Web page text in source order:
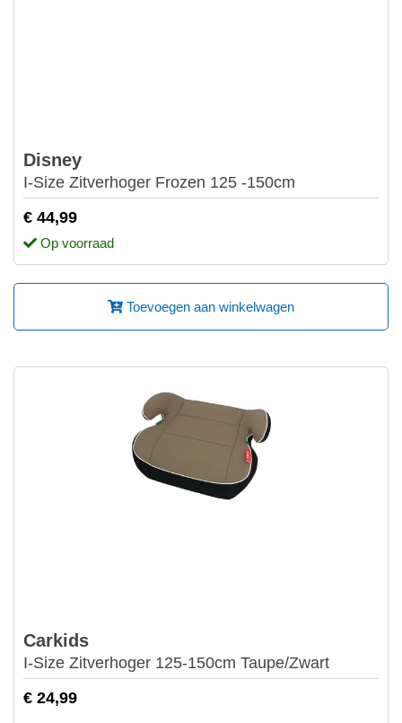
Disney
I-Size Zitverhoger Frozen 125 -150cm
€ 44,99
Op voorraad
Toevoegen aan winkelwagen
Carkids
I-Size Zitverhoger 125-150cm Taupe/Zwart
€ 24,99